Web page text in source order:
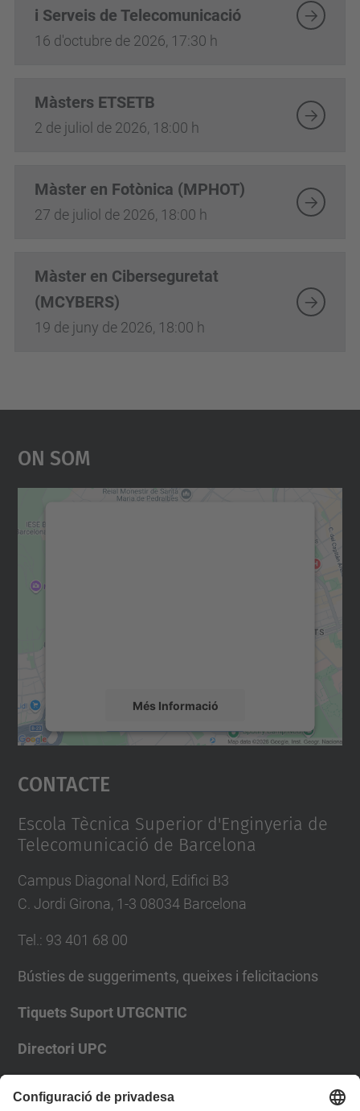
i Serveis de Telecomunicació
16 d'octubre de 2026, 17:30 h
Màsters ETSETB
2 de juliol de 2026, 18:00 h
Màster en Fotònica (MPHOT)
27 de juliol de 2026, 18:00 h
Màster en Ciberseguretat
(MCYBERS)
19 de juny de 2026, 18:00 h
On Som
Més Informació
Accepta
powered by
Contacte
Escola Tècnica Superior d'Enginyeria de
Telecomunicació de Barcelona
Campus Diagonal Nord, Edifici B3
C. Jordi Girona, 1-3 08034 Barcelona
Tel. : 93 401 68 00
Bústies de suggeriments, queixes i felicitacions
Tiquets Suport UTGCNTIC
Directori UPC